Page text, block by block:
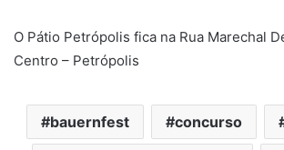
O Pátio Petrópolis fica na Rua Marechal
Centro – Petrópolis
bauernfest concurso